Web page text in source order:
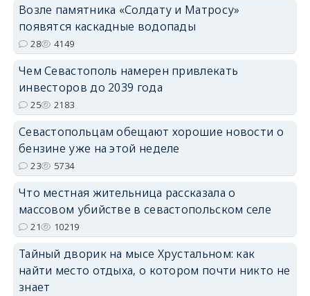
Возле памятника «Солдату и Матросу»
появятся каскадные водопады
28 4149
Чем Севастополь намерен привлекать
инвесторов до 2039 года
25 2183
Севастопольцам обещают хорошие новости о
бензине уже на этой неделе
23 5734
Что местная жительница рассказала о
массовом убийстве в севастопольском селе
21 10219
Тайный дворик на мысе Хрустальном: как
найти место отдыха, о котором почти никто не
знает